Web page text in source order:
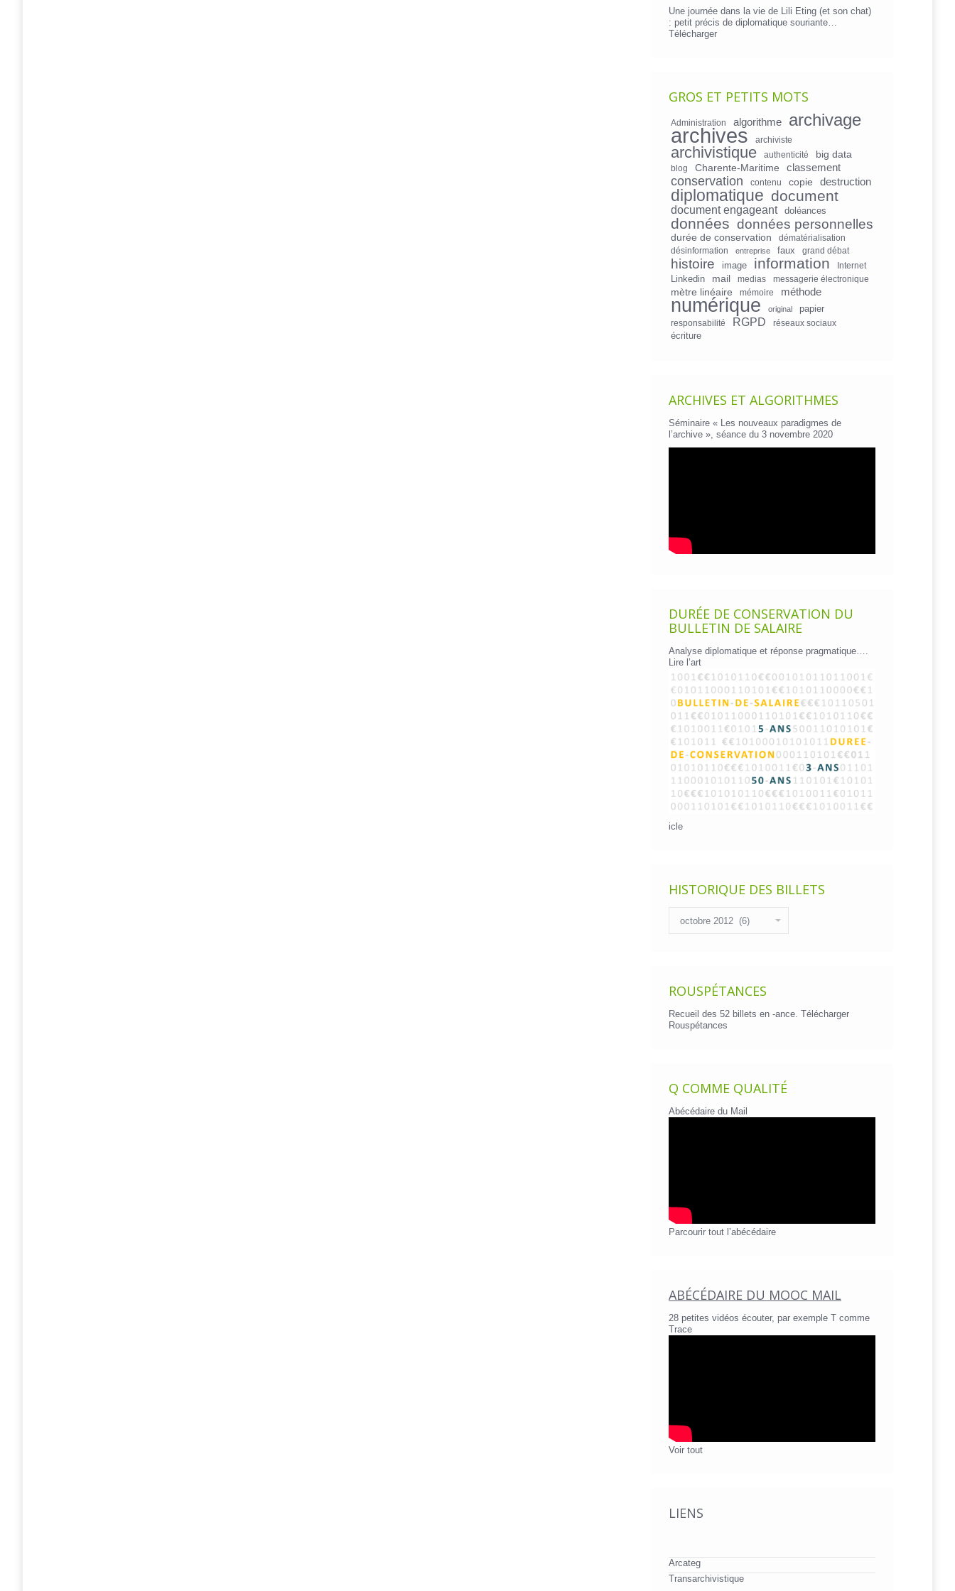
Une journée dans la vie de Lili Eting (et son chat)
: petit précis de diplomatique souriante…
Télécharger
GROS ET PETITS MOTS
Administration algorithme archivage
archives archiviste
archivistique authenticité big data
blog Charente-Maritime classement
conservation contenu copie destruction
diplomatique document
document engageant doléances
données données personnelles
durée de conservation
dématérialisation
désinformation
entreprise faux grand débat
histoire image information Internet
Linkedin mail medias messagerie électronique
mètre linéaire mémoire méthode
numérique original papier
responsabilité RGPD réseaux sociaux
écriture
ARCHIVES ET ALGORITHMES
Séminaire « Les nouveaux paradigmes de
l’archive », séance du 3 novembre 2020
DURÉE DE CONSERVATION DU
BULLETIN DE SALAIRE
Analyse diplomatique et réponse pragmatique….
Lire l’art
icle
HISTORIQUE DES BILLETS
des
billets
ROUSPÉTANCES
Recueil des 52 billets en -ance. Télécharger
Rouspétances
Q COMME QUALITÉ
Abécédaire du Mail
Parcourir tout l’abécédaire
ABÉCÉDAIRE DU MOOC MAIL
28 petites vidéos écouter, par exemple T comme
Trace
Voir tout
LIENS
Arcateg
Transarchivistique